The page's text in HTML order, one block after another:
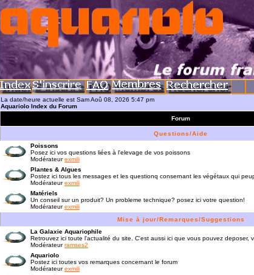
La date/heure actuelle est Sam Aoû 08, 2026 5:47 pm
Aquariolo Index du Forum
Forum
Questions/Aide
Poissons
Posez ici vos questions liées à l'elevage de vos poissons
Modérateurexmili
Plantes & Algues
Postez ici tous les messages et les questionq consernant les végétaux qui
Modérateurexmili
Matériels
Un conseil sur un produit? Un probleme technique? posez ici votre question!
Modérateurexmili
Mise à jour/Remarques/Suggestions
La Galaxie Aquariophile
Retrouvez ici toute l'actualité du site. C'est aussi ici que vous pouvez deposer,
Modérateurramses2
Aquariolo
Postez ici toutes vos remarques concernant le forum
Modérateurexmili